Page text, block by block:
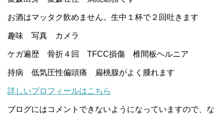
お酒はマッタク飲めません。生中１杯で２回吐きます
趣味 写真 カメラ
ケガ遍歴 骨折４回 TFCC損傷 椎間板ヘルニア
持病 低気圧性偏頭痛 扁桃腺がよく腫れます
詳しいプロフィールはこちら
ブログにはコメントできないようになっていますので、な